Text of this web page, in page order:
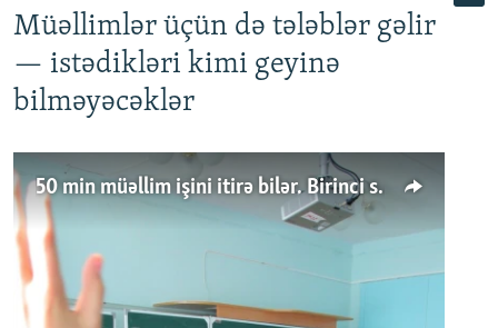
Müəllimlər üçün də tələblər gəlir
— istədikləri kimi geyinə
bilməyəcəklər
50 min müəllim işini itirə bilər. Birinci sinfə gedənlər azalır